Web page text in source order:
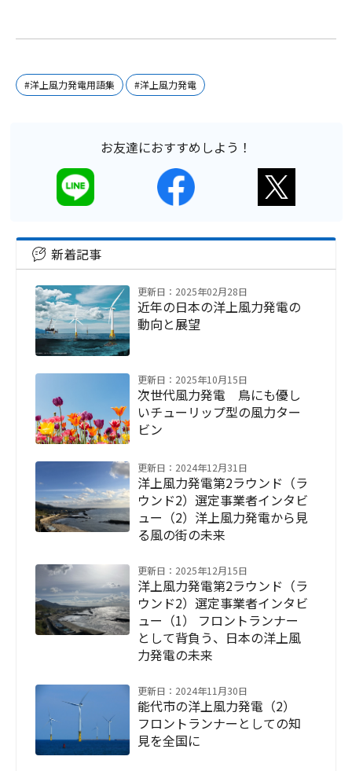
#洋上風力発電用語集 #洋上風力発電
お友達におすすめしよう！
新着記事
更新日：2025年02月28日
近年の日本の洋上風力発電の
動向と展望
更新日：2025年10月15日
次世代風力発電 鳥にも優し
いチューリップ型の風力ター
ビン
更新日：2024年12月31日
洋上風力発電第2ラウンド（ラ
ウンド2）選定事業者インタビ
ュー（2）洋上風力発電から見
る風の街の未来
更新日：2025年12月15日
洋上風力発電第2ラウンド（ラ
ウンド2）選定事業者インタビ
ュー（1） フロントランナー
として背負う、日本の洋上風
力発電の未来
更新日：2024年11月30日
能代市の洋上風力発電（2）
フロントランナーとしての知
見を全国に